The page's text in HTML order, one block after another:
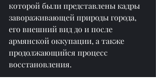
которой были представлены кадры
завораживающей природы города,
его внешний вид до и после
армянской оккупации, а также
продолжающийся процесс
восстановления.